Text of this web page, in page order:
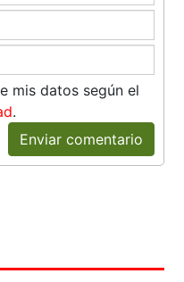
mis datos según el
.
Enviar comentario